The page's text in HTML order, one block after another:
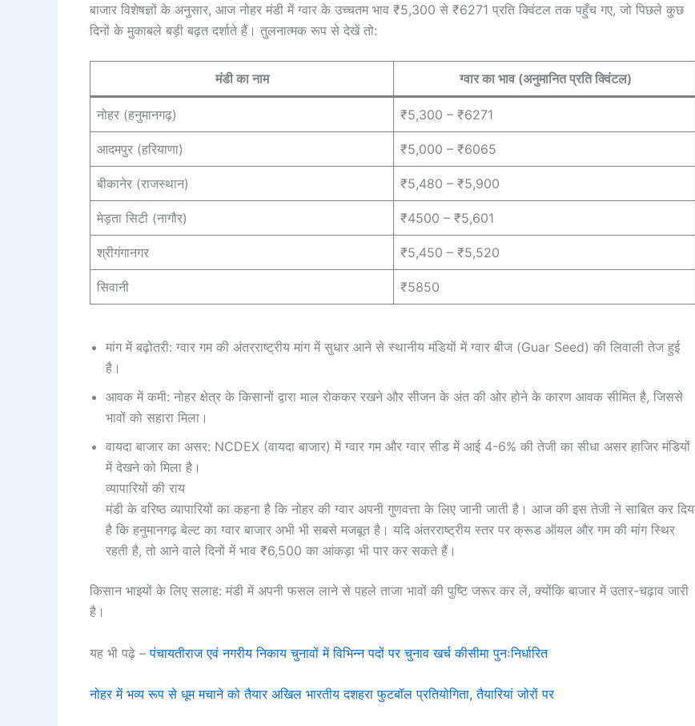
बाजार विशेषज्ञों के अनुसार, आज नोहर मंडी में ग्वार के उच्चतम भाव ₹5,300 से ₹6271 प्रति क्विंटल तक पहुँच गए, जो पिछले कुछ
दिनों के मुकाबले बड़ी बढ़त दर्शाते हैं। तुलनात्मक रूप से देखें तो:
मंडी का नाम ग्वार का भाव (अनुमानित प्रति क्विंटल)
नोहर (हनुमानगढ़) ₹5,300 – ₹6271
आदमपुर (हरियाणा) ₹5,000 – ₹6065
बीकानेर (राजस्थान) ₹5,480 – ₹5,900
मेड़ता सिटी (नागौर) ₹4500 – ₹5,601
श्रीगंगानगर ₹5,450 – ₹5,520
सिवानी ₹5850
मांग में बढ़ोतरी: ग्वार गम की अंतरराष्ट्रीय मांग में सुधार आने से स्थानीय मंडियों में ग्वार बीज (Guar Seed) की लिवाली तेज हुई
है।
आवक में कमी: नोहर क्षेत्र के किसानों द्वारा माल रोककर रखने और सीजन के अंत की ओर होने के कारण आवक सीमित है, जिससे
भावों को सहारा मिला।
वायदा बाजार का असर: NCDEX (वायदा बाजार) में ग्वार गम और ग्वार सीड में आई 4-6% की तेजी का सीधा असर हाजिर मंडियों
में देखने को मिला है।
व्यापारियों की राय
मंडी के वरिष्ठ व्यापारियों का कहना है कि नोहर की ग्वार अपनी गुणवत्ता के लिए जानी जाती है। आज की इस तेजी ने साबित कर
है कि हनुमानगढ़ बेल्ट का ग्वार बाजार अभी भी सबसे मजबूत है। यदि अंतरराष्ट्रीय स्तर पर क्रूड ऑयल और गम की मांग स्थिर
रहती है, तो आने वाले दिनों में भाव ₹6,500 का आंकड़ा भी पार कर सकते हैं।
किसान भाइयों के लिए सलाह: मंडी में अपनी फसल लाने से पहले ताजा भावों की पुष्टि जरूर कर लें, क्योंकि बाजार में उतार-चढ़ाव जारी
है।
यह भी पढ़े –पंचायतीराज एवं नगरीय निकाय चुनावों में विभिन्न पदों पर चुनाव खर्च कीसीमा पुनःनिर्धारित
नोहर में भव्य रूप से धूम मचाने को तैयार अखिल भारतीय दशहरा फुटबॉल प्रतियोगिता, तैयारियां जोरों पर